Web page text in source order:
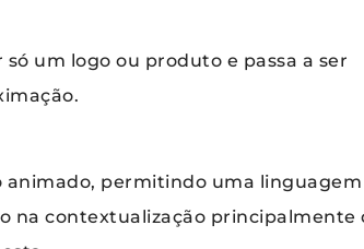
um logo ou produto e passa a ser
animado, permitindo uma linguagem
na contextualização principalmente